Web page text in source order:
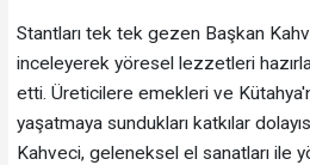
Stantları tek tek gezen Başkan
inceleyerek yöresel lezzetleri
etti. Üreticilere emekleri ve
yaşatmaya sundukları katkılar
Kahveci, geleneksel el sanatları ile